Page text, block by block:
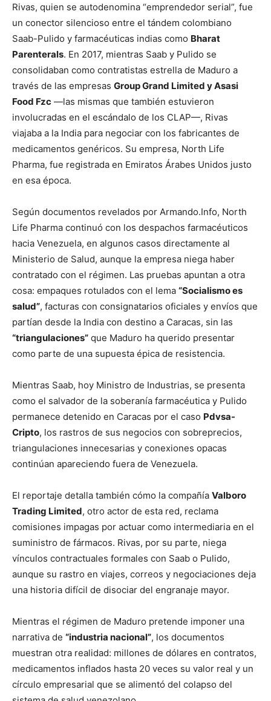
Rivas, quien se autodenomina “emprendedor serial”, fue
un conector silencioso entre el tándem colombiano
Saab-Pulido y farmacéuticas indias como Bharat
Parenterals. En 2017, mientras Saab y Pulido se
consolidaban como contratistas estrella de Maduro a
través de las empresas Group Grand Limited y Asasi
Food Fzc —las mismas que también estuvieron
involucradas en el escándalo de los CLAP—, Rivas
viajaba a la India para negociar con los fabricantes de
medicamentos genéricos. Su empresa, North Life
Pharma, fue registrada en Emiratos Árabes Unidos justo
en esa época.
Según documentos revelados por Armando.Info, North
Life Pharma continuó con los despachos farmacéuticos
hacia Venezuela, en algunos casos directamente al
Ministerio de Salud, aunque la empresa niega haber
contratado con el régimen. Las pruebas apuntan a otra
cosa: empaques rotulados con el lema “Socialismo es
salud”, facturas con consignatarios oficiales y envíos que
partían desde la India con destino a Caracas, sin las
“triangulaciones” que Maduro ha querido presentar
como parte de una supuesta épica de resistencia.
Mientras Saab, hoy Ministro de Industrias, se presenta
como el salvador de la soberanía farmacéutica y Pulido
permanece detenido en Caracas por el caso Pdvsa-
Cripto, los rastros de sus negocios con sobreprecios,
triangulaciones innecesarias y conexiones opacas
continúan apareciendo fuera de Venezuela.
El reportaje detalla también cómo la compañía Valboro
Trading Limited, otro actor de esta red, reclama
comisiones impagas por actuar como intermediaria en el
suministro de fármacos. Rivas, por su parte, niega
vínculos contractuales formales con Saab o Pulido,
aunque su rastro en viajes, correos y negociaciones deja
una historia difícil de disociar del engranaje mayor.
Mientras el régimen de Maduro pretende imponer una
narrativa de “industria nacional”, los documentos
muestran otra realidad: millones de dólares en contratos,
medicamentos inflados hasta 20 veces su valor real y un
círculo empresarial que se alimentó del colapso del